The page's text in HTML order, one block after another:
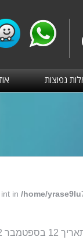
נפוצות
in /home/